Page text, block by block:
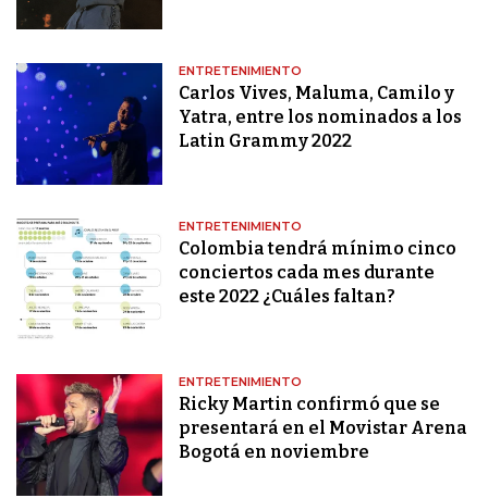
ENTRETENIMIENTO
Carlos Vives, Maluma, Camilo y
Yatra, entre los nominados a los
Latin Grammy 2022
ENTRETENIMIENTO
Colombia tendrá mínimo cinco
conciertos cada mes durante
este 2022 ¿Cuáles faltan?
ENTRETENIMIENTO
Ricky Martin confirmó que se
presentará en el Movistar Arena
Bogotá en noviembre